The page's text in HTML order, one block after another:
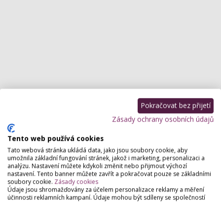
Pokračovat bez přijetí
Zásady ochrany osobních údajů
Tento web používá cookies
Tato webová stránka ukládá data, jako jsou soubory cookie, aby
umožnila základní fungování stránek, jakož i marketing, personalizaci a
analýzu. Nastavení můžete kdykoli změnit nebo přijmout výchozí
nastavení. Tento banner můžete zavřít a pokračovat pouze se základními
soubory cookie. Zásady cookies
Údaje jsou shromažďovány za účelem personalizace reklamy a měření
účinnosti reklamních kampaní. Údaje mohou být sdíleny se společností